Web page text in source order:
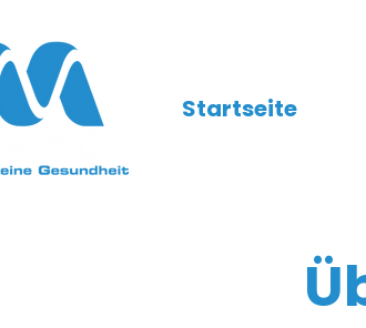
Startseite